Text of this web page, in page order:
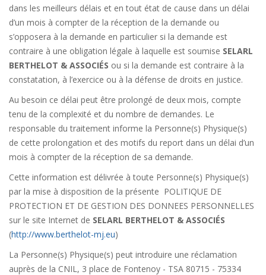
dans les meilleurs délais et en tout état de cause dans un délai
d’un mois à compter de la réception de la demande ou
s’opposera à la demande en particulier si la demande est
contraire à une obligation légale à laquelle est soumise SELARL
BERTHELOT & ASSOCIÉS ou si la demande est contraire à la
constatation, à l’exercice ou à la défense de droits en justice.
Au besoin ce délai peut être prolongé de deux mois, compte
tenu de la complexité et du nombre de demandes. Le
responsable du traitement informe la Personne(s) Physique(s)
de cette prolongation et des motifs du report dans un délai d’un
mois à compter de la réception de sa demande.
Cette information est délivrée à toute Personne(s) Physique(s)
par la mise à disposition de la présente POLITIQUE DE
PROTECTION ET DE GESTION DES DONNEES PERSONNELLES
sur le site Internet de SELARL BERTHELOT & ASSOCIÉS
(http://www.berthelot-mj.eu)
La Personne(s) Physique(s) peut introduire une réclamation
auprès de la CNIL, 3 place de Fontenoy - TSA 80715 - 75334